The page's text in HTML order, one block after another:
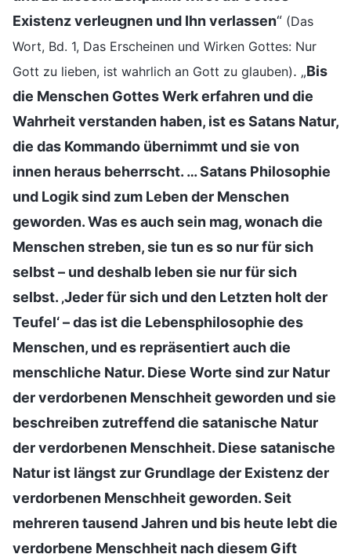
Existenz verleugnen und Ihn verlassen“ (Das
Wort, Bd. 1, Das Erscheinen und Wirken Gottes: Nur
Gott zu lieben, ist wahrlich an Gott zu glauben). „Bis
die Menschen Gottes Werk erfahren und die
Wahrheit verstanden haben, ist es Satans Natur,
die das Kommando übernimmt und sie von
innen heraus beherrscht. … Satans Philosophie
und Logik sind zum Leben der Menschen
geworden. Was es auch sein mag, wonach die
Menschen streben, sie tun es so nur für sich
selbst – und deshalb leben sie nur für sich
selbst. ‚Jeder für sich und den Letzten holt der
Teufel‘ – das ist die Lebensphilosophie des
Menschen, und es repräsentiert auch die
menschliche Natur. Diese Worte sind zur Natur
der verdorbenen Menschheit geworden und sie
beschreiben zutreffend die satanische Natur
der verdorbenen Menschheit. Diese satanische
Natur ist längst zur Grundlage der Existenz der
verdorbenen Menschheit geworden. Seit
mehreren tausend Jahren und bis heute lebt die
verdorbene Menschheit nach diesem Gift